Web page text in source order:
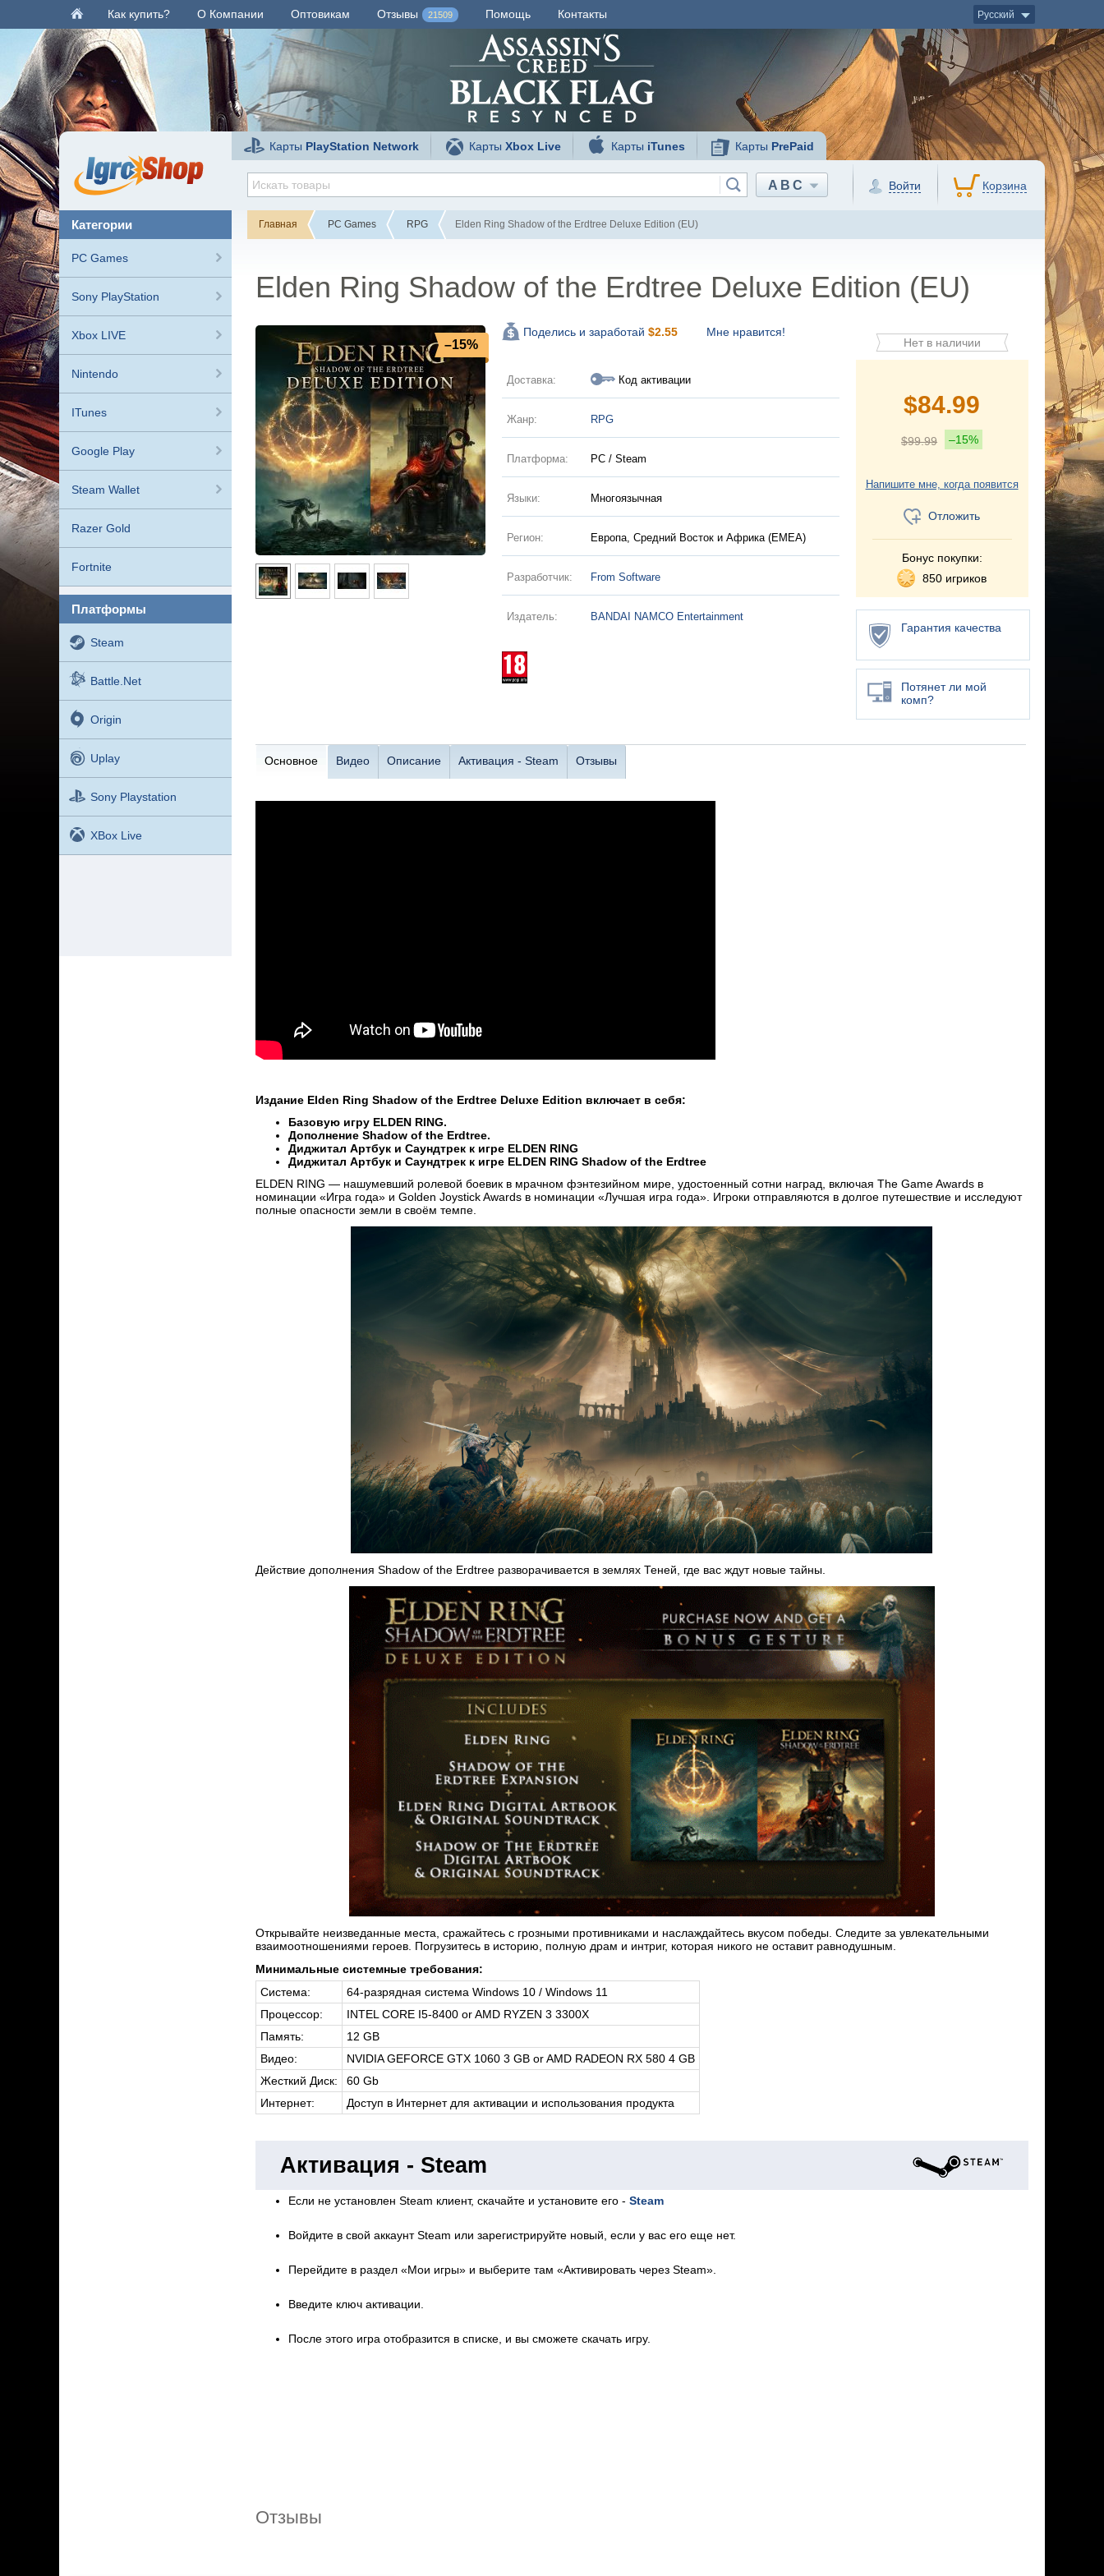
Как купить? О Компании Оптовикам Отзывы 21509 Помощь Контакты Русский
Карты PlayStation Network КартыXbox Live Карты iTunes Карты PrePaid
ABC Войти Корзина
категории
PC Games
Sony PlayStation
Xbox LIVE
Nintendo
ITunes
Google Play
Steam Wallet
Razer Gold
Fortnite
платформы
Steam
Battle.net
Origin
Uplay
Sony Playstation
XBox Live
Главная PC Games RPG Elden Ring Shadow of the Erdtree Deluxe Edition (EU)
Elden Ring Shadow of the Erdtree Deluxe Edition (EU)
–15%
Мне нравится!
Поделись и заработай $2.55
Доставка: Код активации
Жанр: RPG
Платформа: PC / Steam
Языки: Многоязычная
Регион: Европа, Средний Восток и Африка (EMEA)
Разработчик: From Software
Издатель: BANDAI NAMCO Entertainment
Нет в наличии
$84.99
$99.99 –15%
Напишите мне, когда появится
Отложить
Бонус покупки:
850 игриков
Гарантия качества
Потянет ли мой
комп?
Основное Видео Описание Активация - Steam Отзывы
Издание Elden Ring Shadow of the Erdtree Deluxe Edition включает в себя:
Базовую игру ELDEN RING.
Дополнение Shadow of the Erdtree.
Диджитал Артбук и Саундтрек к игре ELDEN RING
Диджитал Артбук и Саундтрек к игре ELDEN RING Shadow of the Erdtree
ELDEN RING — нашумевший ролевой боевик в мрачном фэнтезийном мире, удостоенный сотни наград, включая The Game Awards в
номинации «Игра года» и Golden Joystick Awards в номинации «Лучшая игра года». Игроки отправляются в долгое путешествие и исследуют
полные опасности земли в своём темпе.
Действие дополнения Shadow of the Erdtree разворачивается в землях Теней, где вас ждут новые тайны.
Открывайте неизведанные места, сражайтесь с грозными противниками и наслаждайтесь вкусом победы. Следите за увлекательными
взаимоотношениями героев. Погрузитесь в историю, полную драм и интриг, которая никого не оставит равнодушным.
Минимальные системные требования:
Система:
64-разрядная система Windows 10 / Windows 11
Процессор:
INTEL CORE I5-8400 or AMD RYZEN 3 3300X
Память:
12 GB
Видео:
NVIDIA GEFORCE GTX 1060 3 GB or AMD RADEON RX 580 4 GB
Жесткий Диск:
60 Gb
Интернет:
Доступ в Интернет для активации и использования продукта
Активация - Steam
Если не установлен Steam клиент, скачайте и установите его - Steam
Войдите в свой аккаунт Steam или зарегистрируйте новый, если у вас его еще нет.
Перейдите в раздел «Мои игры» и выберите там «Активировать через Steam».
Введите ключ активации.
После этого игра отобразится в списке, и вы сможете скачать игру.
Отзывы